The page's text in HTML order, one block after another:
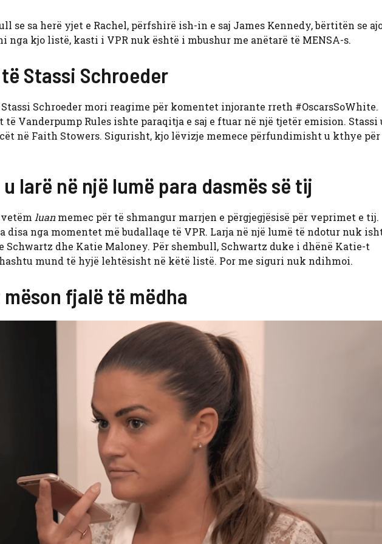
se sa herë yjet e Rachel, përfshirë ish-in e saj James Kennedy, bërtitën se
nga kjo listë, kasti i VPR nuk është i mbushur me anëtarë të MENSA-s.
Stassi Schroeder
Schroeder mori reagime për komentet injorante rreth #OscarsSoWhite.
Vanderpump Rules ishte paraqitja e saj e ftuar në një tjetër emision. Stassi
në Faith Stowers. Sigurisht, kjo lëvizje memece përfundimisht u kthye për
larë në një lumë para dasmës së tij
luanmemec për të shmangur marrjen e përgjegjësisë për veprimet e tij.
disa nga momentet më budallaqe të VPR. Larja në një lumë të ndotur nuk
Schwartz dhe Katie Maloney. Për shembull, Schwartz duke i dhënë Katie-t
mund të hyjë lehtësisht në këtë listë. Por me siguri nuk ndihmoi.
fjalë të mëdha